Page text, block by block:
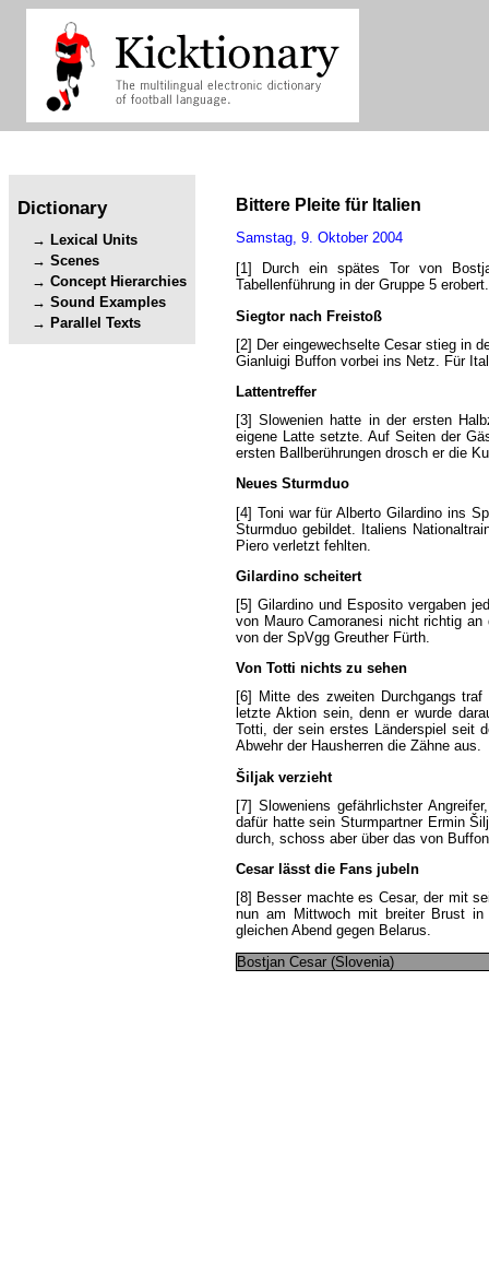
Dictionary
Lexical Units
Scenes
Concept Hierarchies
Sound Examples
Parallel Texts
Bittere Pleite für Italien
Samstag, 9. Oktober 2004
[1]
Durch ein spätes Tor von
Tabellenführung in der Gruppe 5 erobert.
Siegtor nach Freistoß
[2] Der eingewechselte Cesar stieg in
Gianluigi Buffon vorbei ins Netz Für
Lattentreffer
[3]Slowenien hatte in der ersten
eigene Latte setzte.Auf Seiten der
ersten Ballberührungen drosch er die
Neues Sturmduo
[4] Toni war für Alberto Gilardino ins
Sturmduo gebildet Italiens
Piero verletzt fehlten
Gilardino scheitert
[5] Gilardino und Esposito vergaben
von Mauro Camoranesi nicht richtig an
von der SpVgg Greuther Fürth
Von Totti nichts zu sehen
[6]
Mitte des zweiten Durchgangs traf
letzte Aktion sein,denn er wurde
Totti, der sein erstes Länderspiel seit
Abwehr der Hausherren die Zähne aus.
Šiljak verzieht
[7]Sloweniens gefährlichster Angreifer
dafür hatte sein Sturmpartner Ermin
durch schoss aber über das von Buffon
Cesar lässt die Fans jubeln
[8] Besser machte es Cesar,der mit
nun am Mittwoch mit breiter Brust in
gleichen Abend gegen Belarus.
Bostjan Cesar (Slovenia)